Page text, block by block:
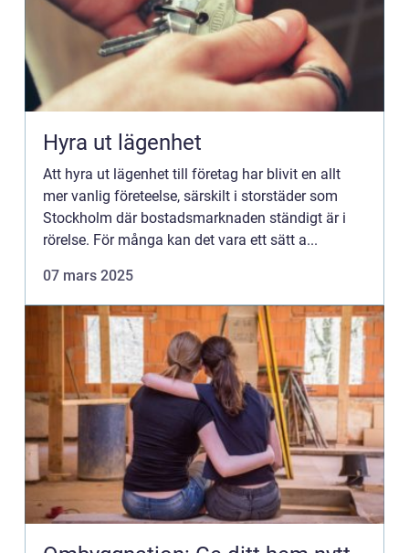
Hyra ut lägenhet
Att hyra ut lägenhet till företag har blivit en allt
mer vanlig företeelse, särskilt i storstäder som
Stockholm där bostadsmarknaden ständigt är i
rörelse. För många kan det vara ett sätt a...
07 mars 2025